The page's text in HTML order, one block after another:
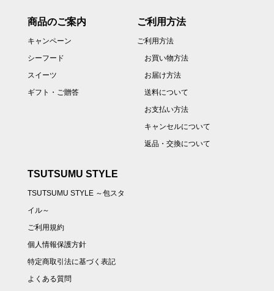
商品のご案内
キャンペーン
シーフード
スイーツ
ギフト・ご贈答
ご利用方法
ご利用方法
お買い物方法
お届け方法
送料について
お支払い方法
キャンセルについて
返品・交換について
TSUTSUMU STYLE
TSUTSUMU STYLE ～包スタ
イル～
ご利用規約
個人情報保護方針
特定商取引法に基づく表記
よくある質問